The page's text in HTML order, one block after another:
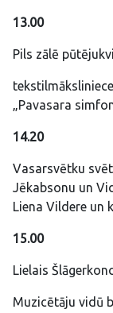
13.00
Pils zālē
„Pavasara
14.20
Vasarsvētku
Jēkabsonu un
Liena Vildere un
15.00
Lielais
Muzicētāju vidū